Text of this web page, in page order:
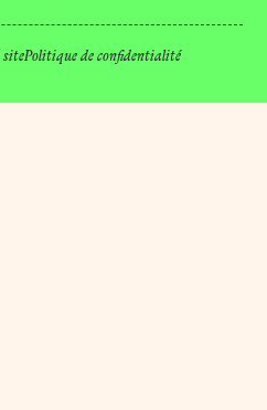
sitePolitique de confidentialité